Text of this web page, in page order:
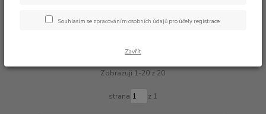
Nejdražší
Zobrazuji 1-20 z 20
strana z 1
Souhlasím se zpracováním osobních údajů pro účely registrace.
Zavřít